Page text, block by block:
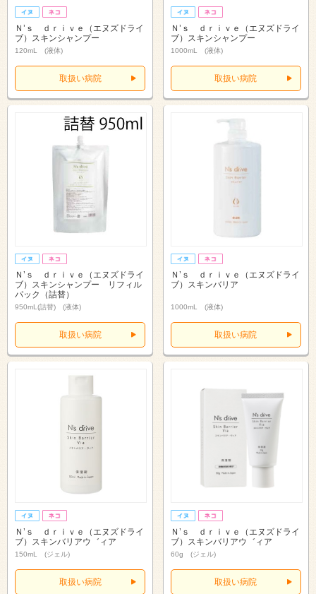
Ｎ’ｓ ｄｒｉｖｅ（エヌズドライ
ブ）スキンシャンプー
120mL (液体)
取扱い病院
Ｎ’ｓ ｄｒｉｖｅ（エヌズドライ
ブ）スキンシャンプー
1000mL (液体)
取扱い病院
Ｎ’ｓ ｄｒｉｖｅ（エヌズドライ
ブ）スキンシャンプー リフィル
パック（詰替）
950mL(詰替) (液体)
取扱い病院
Ｎ’ｓ ｄｒｉｖｅ（エヌズドライ
ブ）スキンバリア
1000mL (液体)
取扱い病院
Ｎ’ｓ ｄｒｉｖｅ（エヌズドライ
ブ）スキンバリアウ゛ィア
150mL (ジェル)
取扱い病院
Ｎ’ｓ ｄｒｉｖｅ（エヌズドライ
ブ）スキンバリアウ゛ィア
60g (ジェル)
取扱い病院